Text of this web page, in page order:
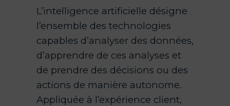
L’intelligence artificielle désigne
l’ensemble des technologies
capables d’analyser des données,
d’apprendre de ces analyses et
de prendre des décisions ou des
actions de manière autonome.
Appliquée à l’expérience client,